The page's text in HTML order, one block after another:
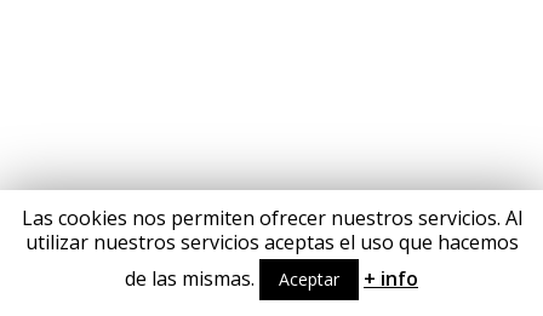
Las cookies nos permiten ofrecer nuestros servicios. Al
utilizar nuestros servicios aceptas el uso que hacemos
de las mismas.
Aceptar + info